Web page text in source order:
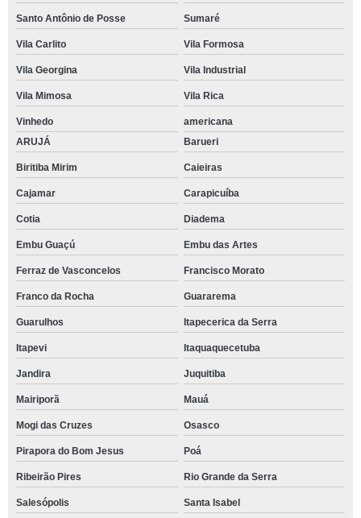
Santo Antônio de Posse Sumaré
Vila Carlito Vila Formosa
Vila Georgina Vila Industrial
Vila Mimosa Vila Rica
Vinhedo
americana
ARUJÁ
Barueri
Biritiba Mirim Caieiras
Cajamar Carapicuíba
Cotia Diadema
Embu Guaçú Embu das Artes
Ferraz de Vasconcelos Francisco Morato
Franco da Rocha Guararema
Guarulhos Itapecerica da Serra
Itapevi Itaquaquecetuba
Jandira Juquitiba
Mairiporã Mauá
Mogi das Cruzes Osasco
Pirapora do Bom Jesus Poá
Ribeirão Pires Rio Grande da Serra
Salesópolis Santa Isabel